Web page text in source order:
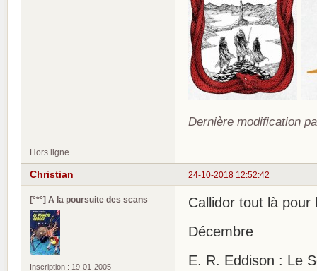
Dernière modification
Hors ligne
24-10-2018 12:52:42
Christian
[°*°] A la poursuite des scans
Inscription : 19-01-2005
Callidor tout là pour
Décembre
E. R. Eddison : Le